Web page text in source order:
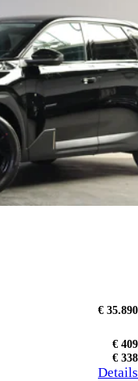
€ 35.890
€ 409
€ 338
Details